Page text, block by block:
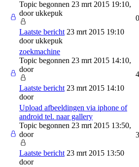
Topic begonnen 23 mrt 2015 19:10,
doorukkepuk
Laatste bericht 23 mrt 2015 19:10
doorukkepuk
0
zoekmachine
Topic begonnen 23 mrt 2015 14:10,
door
Laatste bericht 23 mrt 2015 14:10
door
4
Upload afbeeldingen via iphone of
android tel. naar gallery
Topic begonnen 23 mrt 2015 13:50,
door
Laatste bericht 23 mrt 2015 13:50
door
3